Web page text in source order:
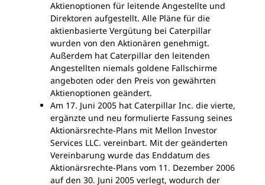
Aktienoptionen für leitende Angestellte und
Direktoren aufgestellt. Alle Pläne für die
aktienbasierte Vergütung bei Caterpillar
wurden von den Aktionären genehmigt.
Außerdem hat Caterpillar den leitenden
Angestellten niemals goldene Fallschirme
angeboten oder den Preis von gewährten
Aktienoptionen geändert.
Am 17. Juni 2005 hat Caterpillar Inc. die vierte,
ergänzte und neu formulierte Fassung seines
Aktionärsrechte-Plans mit Mellon Investor
Services LLC. vereinbart. Mit der geänderten
Vereinbarung wurde das Enddatum des
Aktionärsrechte-Plans vom 11. Dezember 2006
auf den 30. Juni 2005 verlegt, wodurch der